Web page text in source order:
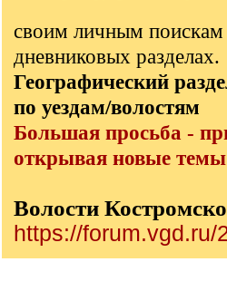
своим личным
дневниковых разделах.
Географический
по уездам/волостям
Большая просьба -
открывая новые темы
Волости
https://forum.vgd.ru/